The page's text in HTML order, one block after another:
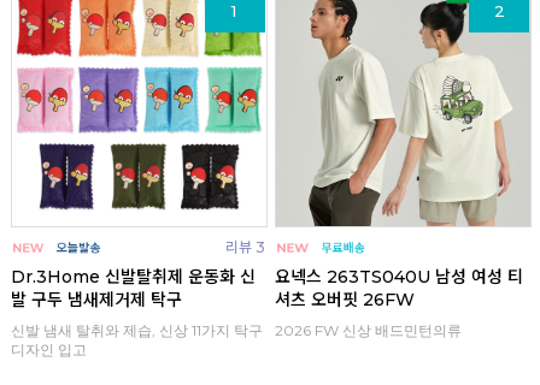
1
리뷰 3
Dr.3Home 신발탈취제 운동화 신
발 구두 냄새제거제 탁구
신발 냄새 탈취와 제습, 신상 11가지 탁구
디자인 입고
2
요넥스 263TS040U 남성 여성 티
셔츠 오버핏 26FW
2026 FW 신상 배드민턴의류